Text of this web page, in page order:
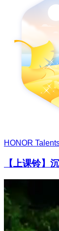
HONOR
【上课铃】